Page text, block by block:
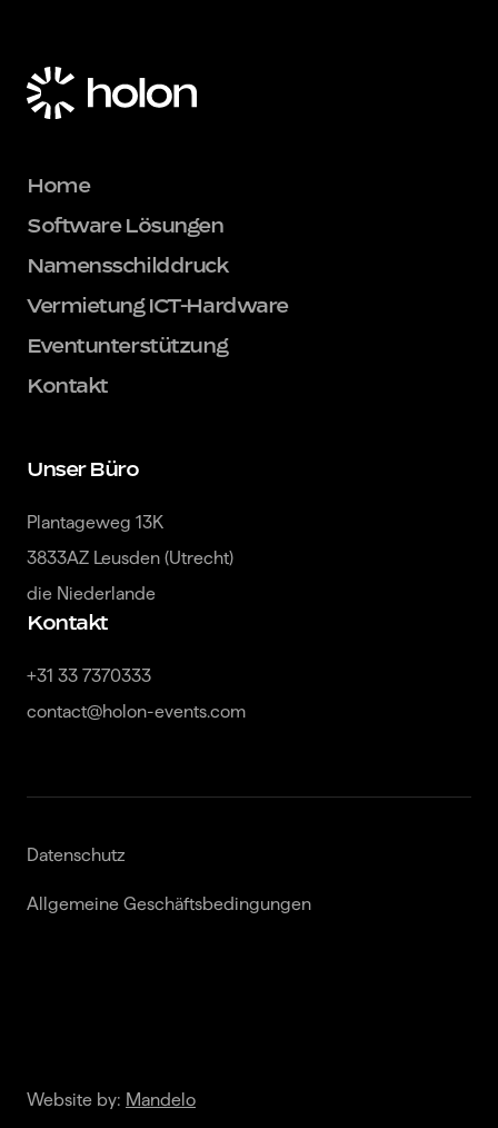
Home
Software Lösungen
Namensschilddruck
Vermietung ICT-Hardware
Eventunterstützung
Kontakt
Unser Büro
Plantageweg 13K
3833AZ Leusden (Utrecht)
die Niederlande
Kontakt
+31 33 7370333
contact@holon-events.com
Datenschutz
Allgemeine Geschäftsbedingungen
Website by: Mandelo